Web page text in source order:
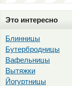
Это интересно
Блинницы
Бутербродницы
Вафельницы
Вытяжки
Йогуртницы